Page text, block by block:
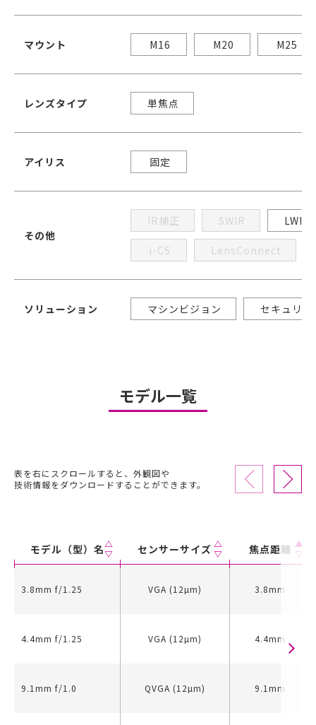
マウント M16 M20 M25
レンズタイプ 単焦点
アイリス 固定
その他
IR補正 SWIR LWIR
i-CS LensConnect
ソリューション マシンビジョン セキュリテ
モデル一覧
表を右にスクロールすると、外観図や
技術情報をダウンロードすることができます。
モデル（型）名 センサーサイズ 焦点距離
3.8mm f/1.25 VGA (12µm) 3.8mm
4.4mm f/1.25 VGA (12µm) 4.4mm
9.1mm f/1.0 QVGA (12µm) 9.1mm